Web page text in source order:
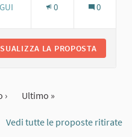
0 0
LA PROPOSTA
› Ultimo »
Vedi tutte le proposte ritirate